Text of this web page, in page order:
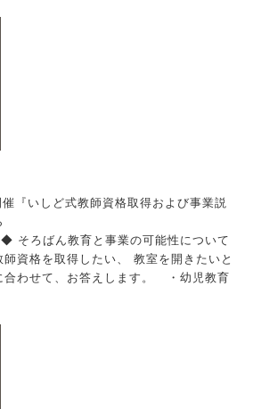
『いしど式教師資格取得および事業説
そろばん教育と事業の可能性について
資格を取得したい、 教室を開きたいと
合わせて、お答えします。 ・幼児教育